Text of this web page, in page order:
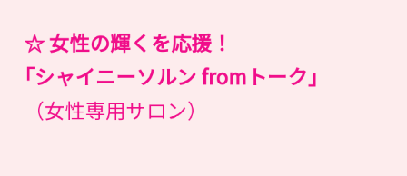
☆ 女性の輝くを応援！
｢シャイニーソルン fromトーク｣
（女性専用サロン）